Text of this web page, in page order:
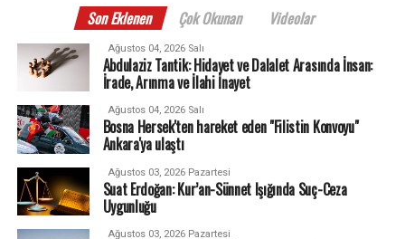
Son Eklenen Çok Okunan Videolar
Ağustos 04, 2026 Salı
Abdulaziz Tantik: Hidayet ve Dalalet Arasında İnsan:
İrade, Arınma ve İlahi İnayet
Ağustos 04, 2026 Salı
Bosna Hersek'ten hareket eden "Filistin Konvoyu"
Ankara'ya ulaştı
Ağustos 03, 2026 Pazartesi
Suat Erdoğan: Kur’an-Sünnet Işığında Suç-Ceza
Uygunluğu
Ağustos 03, 2026 Pazartesi